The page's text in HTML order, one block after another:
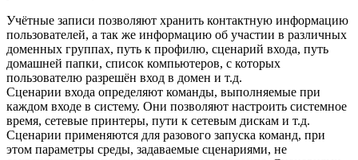
Учётные записи позволяют хранить контактную информацию
пользователей, а так же информацию об участии в различных
доменных группах, путь к профилю, сценарий входа, путь
домашней папки, список компьютеров, с которых
пользователю разрешён вход в домен и т.д.
Сценарии входа определяют команды, выполняемые при
каждом входе в систему. Они позволяют настроить системное
время, сетевые принтеры, пути к сетевым дискам и т.д.
Сценарии применяются для разового запуска команд, при
этом параметры среды, задаваемые сценариями, не